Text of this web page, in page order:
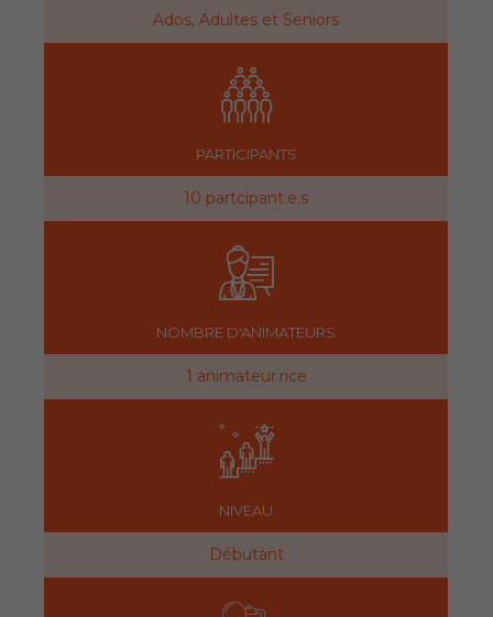
Ados, Adultes et Seniors
PARTICIPANTS
10 partcipant.e.s
NOMBRE D'ANIMATEURS
1 animateur.rice
NIVEAU
Débutant